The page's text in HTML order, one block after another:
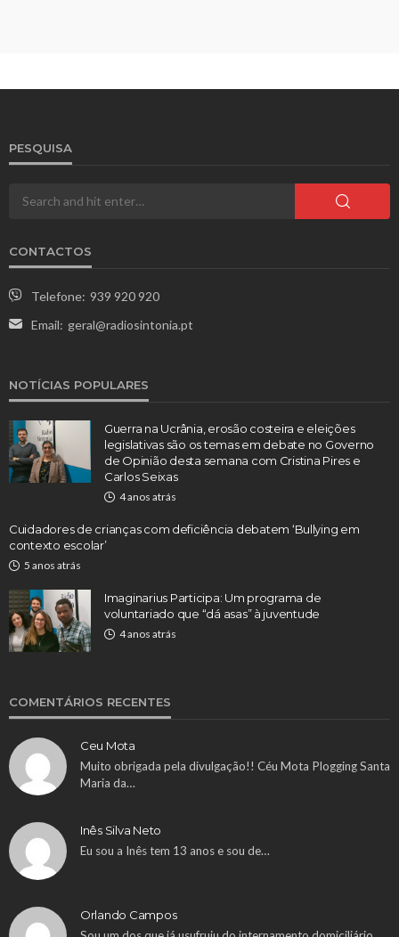
PESQUISA
CONTACTOS
Telefone: 939 920 920
Email: geral@radiosintonia.pt
NOTÍCIAS POPULARES
Guerra na Ucrânia, erosão costeira e eleições
legislativas são os temas em debate no Governo
de Opinião desta semana com Cristina Pires e
Carlos Seixas
4 anos atrás
Cuidadores de crianças com deficiência debatem ‘Bullying em
contexto escolar’
5 anos atrás
Imaginarius Participa: Um programa de
voluntariado que “dá asas” à juventude
4 anos atrás
COMENTÁRIOS RECENTES
Ceu Mota
Muito obrigada pela divulgação!! Céu Mota Plogging Santa
Maria da…
Inês Silva Neto
Eu sou a Inês tem 13 anos e sou de…
Orlando Campos